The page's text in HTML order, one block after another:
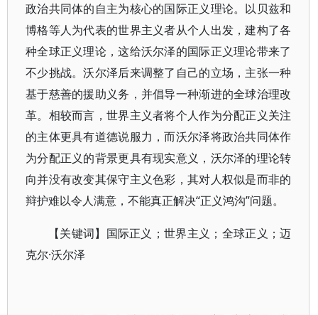
政治共同体的自主为核心的国际正义理论。以贝兹和
博格等人为代表的世界主义者从个人出发，建构了各
种全球正义理论，这给沃尔泽的国际正义理论带来了
不少挑战。沃尔泽后来调整了自己的立场，主张一种
基于慈善的援助义务，并倡导一种渐进的全球治理改
革。相较而言，世界主义者将个人作为分配正义关注
的主体更具有道德说服力，而沃尔泽将政治共同体作
为分配正义的背景更具有现实意义，沃尔泽的理论转
向并没有改变其保守主义色彩，其对人权似是而非的
辩护难以令人满意，不能真正解决“正义鸿沟”问题。
【关键词】国际正义；世界主义；全球正义；迈
克尔·沃尔泽